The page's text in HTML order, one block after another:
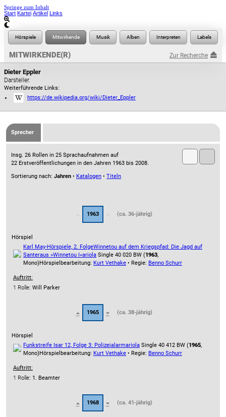
Springe zum Inhalt
Start Kartei Artikel Links
MITWIRKENDE(R) Zur Recherche
Dieter Eppler
Darsteller.
Weiterführende Links:
https://de.wikipedia.org/wiki/Dieter_Eppler
Sprecher
Insg. 26 Rollen in 25 Sprachaufnahmen auf
22 Erstveröffentlichungen in den Jahren 1963 bis 2008.
Sortierung nach: Jahren • Katalogen • Titeln
1963 (ca. 36-jährig)
Hörspiel
Karl May-Hörspiele, 2. FolgeWinnetou auf dem Kriegspfad: Die Jagd auf
Santeraus »Winnetou I«ariola Single 40 020 BW (1963,
Mono)Hörspielbearbeitung: Kurt Vethake • Regie: Benno Schurr
Auftritt:
1 Rolle: Will Parker
1965 (ca. 38-jährig)
Hörspiel
Funkstreife Isar 12, Folge 3: Polizeialarmariola Single 40 412 BW (1965,
Mono)Hörspielbearbeitung: Kurt Vethake • Regie: Benno Schurr
Auftritt:
1 Rolle: 1. Beamter
1968 (ca. 41-jährig)